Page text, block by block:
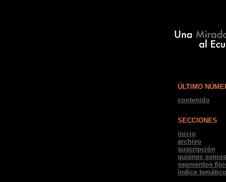
ÚLTIMO
contenido
SECCIONES
inicio
archivo
suscripción
quiénes somos
segmentos
índice temático